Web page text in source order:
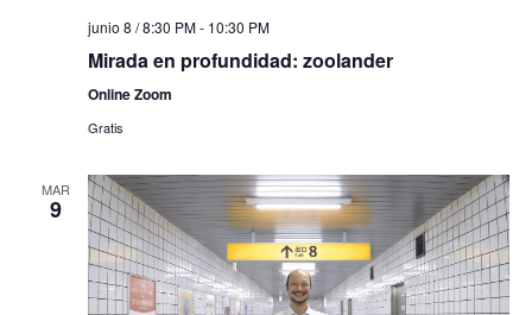
junio 8 / 8:30 PM- 10:30 PM
Mirada en profundidad: zoolander
Online Zoom
Gratis
MAR
9